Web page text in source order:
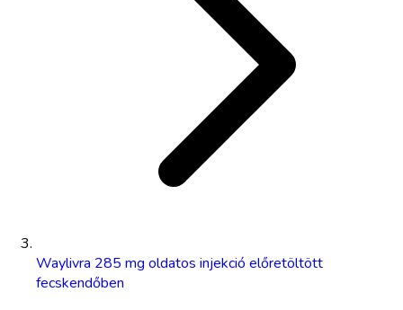
Waylivra 285 mg oldatos injekció előretöltött
fecskendőben